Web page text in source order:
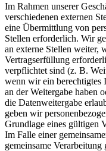
Im Rahmen unserer
verschiedenen externen
eine Übermittlung von
Stellen erforderlich. Wir
an externe Stellen weiter,
Vertragserfüllung
verpflichtet sind (z. B.
wenn wir ein berechtigtes
an der Weitergabe haben
die Datenweitergabe
geben wir
Grundlage eines gültigen
Im Falle einer
gemeinsame Verarbeitung